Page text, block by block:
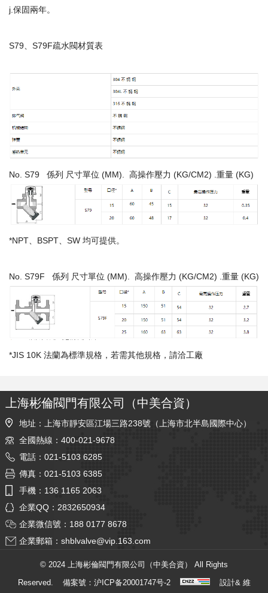
j.保固兩年。
S79、S79F疏水閥材質表
No. S79 係列 尺寸單位 (MM). 高操作壓力 (KG/CM2) .重量 (KG)
*NPT、BSPT、SW 均可提供。
No. S79F 係列 尺寸單位 (MM). 高操作壓力 (KG/CM2) .重量 (KG)
*JIS 10K 法蘭為標準規格，若需其他規格，請洽工廠
上海彬倫閥門有限公司（中美合資）
地址：上海市靜安區江場三路238號（上海市北半島國際中心）
全國熱線：400-021-9678
電話：021-5103 6285
傳真：021-5103 6385
手機：136 1165 2063
企業QQ：2832650934
企業微信號：188 0177 8678
企業郵箱： shblvalve@vip.163.com
© 2024 上海彬倫閥門有限公司（中美合資） All Rights
Reserved. 備案號： 沪ICP备20001747号-2 設計& 維